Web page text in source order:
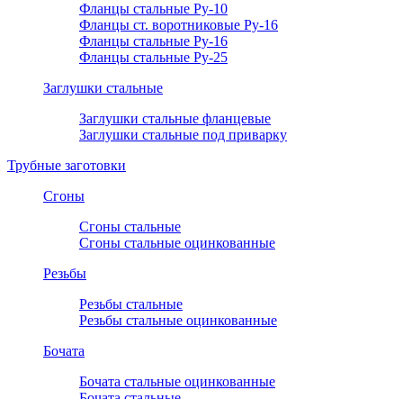
Фланцы стальные Ру-10
Фланцы ст. воротниковые Ру-16
Фланцы стальные Ру-16
Фланцы стальные Ру-25
Заглушки стальные
Заглушки стальные фланцевые
Заглушки стальные под приварку
Трубные заготовки
Сгоны
Сгоны стальные
Сгоны стальные оцинкованные
Резьбы
Резьбы стальные
Резьбы стальные оцинкованные
Бочата
Бочата стальные оцинкованные